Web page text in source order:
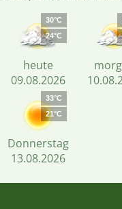
30°C
24°C
heute
09.08.2026
33°C
21°C
Donnerstag
13.08.2026